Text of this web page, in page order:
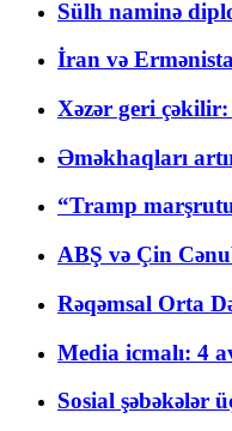
Sülh naminə
İran və
Xəzər geri
Əməkhaqları
“Tramp
ABŞ və Çin
Rəqəmsal Orta
Media icmalı: 4
Sosial şəbəkələr